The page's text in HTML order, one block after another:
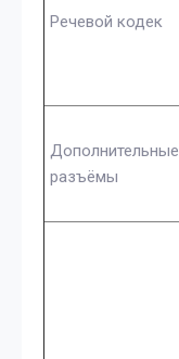
Речевой кодек
Дополнительные
разъёмы